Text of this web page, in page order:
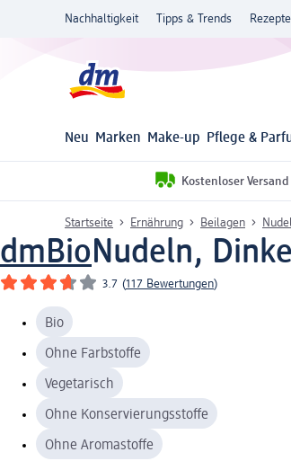
Nachhaltigkeit Tipps & Trends Rezepte
Neu Marken Make-up Pflege &
Kostenloser
Startseite Ernährung Beilagen
dmBioNudeln,
3.7 (117 Bewertungen)
Bio
Ohne Farbstoffe
Vegetarisch
Ohne Konservierungsstoffe
Ohne Aromastoffe